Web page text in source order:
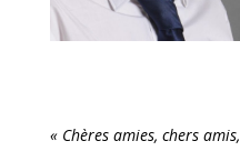
« Chères amies, chers amis,